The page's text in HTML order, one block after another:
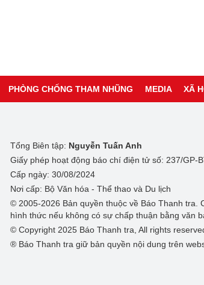
PHÒNG CHỐNG THAM NHŨNG MEDIA XÃ
Tổng Biên tập: Nguyễn Tuấn Anh
Giấy phép hoạt động báo chí điện tử số: 237/GP-
Cấp ngày: 30/08/2024
Nơi cấp: Bộ Văn hóa - Thể thao và Du lịch
© 2005-2026 Bản quyền thuộc về Báo Thanh tra.
hình thức nếu không có sự chấp thuận bằng văn
© Copyright 2025 Báo Thanh tra, All rights
® Báo Thanh tra giữ bản quyền nội dung trên